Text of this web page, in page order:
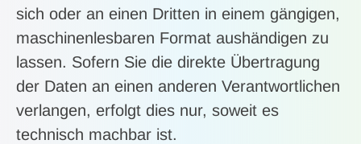
sich oder an einen Dritten in einem gängigen,
maschinenlesbaren Format aushändigen zu
lassen. Sofern Sie die direkte Übertragung
der Daten an einen anderen Verantwortlichen
verlangen, erfolgt dies nur, soweit es
technisch machbar ist.